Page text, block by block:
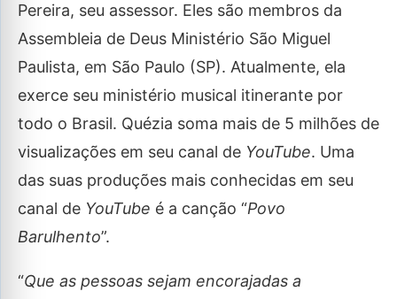
Pereira, seu assessor. Eles são membros da
Assembleia de Deus Ministério São Miguel
Paulista, em São Paulo (SP). Atualmente, ela
exerce seu ministério musical itinerante por
todo o Brasil. Quézia soma mais de 5 milhões de
visualizações em seu canal de YouTube. Uma
das suas produções mais conhecidas em seu
canal de YouTube é a canção “Povo
Barulhento”.
“Que as pessoas sejam encorajadas a